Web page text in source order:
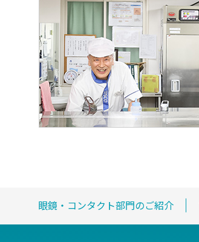
眼鏡・コンタクト部門のご紹介